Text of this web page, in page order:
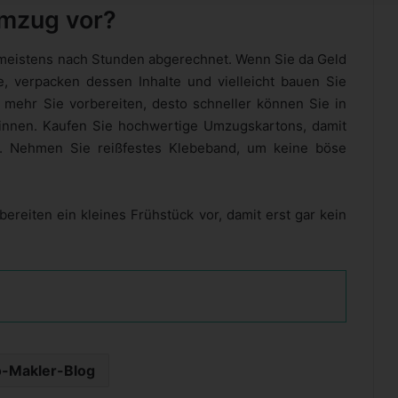
vor?
nach Stunden abgerechnet. Wenn Sie da Geld
verpacken dessen Inhalte und vielleicht bauen Sie
Sie vorbereiten, desto schneller können Sie in
Kaufen Sie hochwertige Umzugskartons, damit
Sie reißfestes Klebeband, um keine böse
ein kleines Frühstück vor, damit erst gar kein
Makler-Blog